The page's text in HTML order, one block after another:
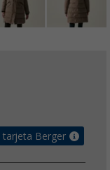
tarjeta Berger